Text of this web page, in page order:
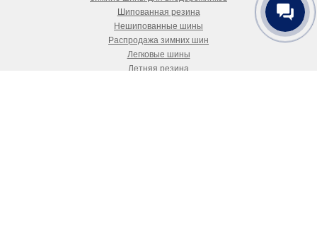
Шипованная резина
Нешипованные шины
Распродажа зимних шин
Легковые шины
Летняя резина